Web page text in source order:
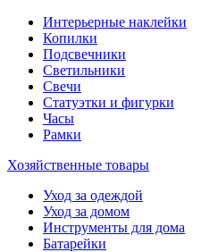
Интерьерные наклейки
Копилки
Подсвечники
Светильники
Свечи
Статуэтки и фигурки
Часы
Рамки
Хозяйственные товары
Уход за одеждой
Уход за домом
Инструменты для дома
Батарейки